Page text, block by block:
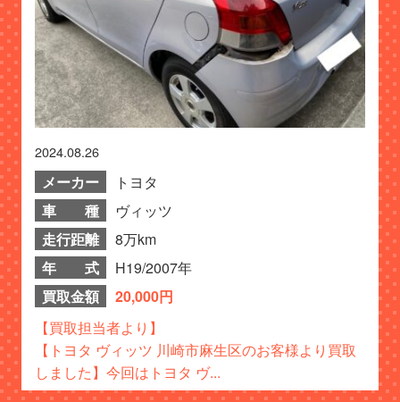
2024.08.26
メーカー
トヨタ
車 種
ヴィッツ
走行距離
8万km
年 式
H19/2007年
買取金額
20,000円
【買取担当者より】
【トヨタ ヴィッツ 川崎市麻生区のお客様より買取
しました】今回はトヨタ ヴ...